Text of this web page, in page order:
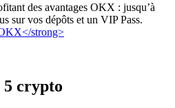
des avantages OKX : jusqu’à
sur vos dépôts et un VIP Pass.
5 crypto